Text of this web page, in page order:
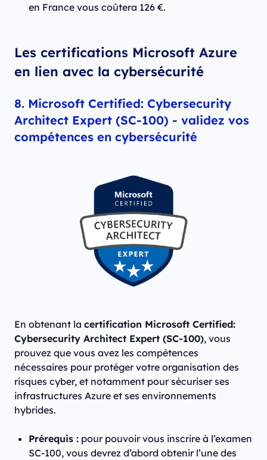
en France vous coûtera 126 €.
Les certifications Microsoft Azure
en lien avec la cybersécurité
8. Microsoft Certified: Cybersecurity
Architect Expert (SC-100) - validez vos
compétences en cybersécurité
En obtenant la certification Microsoft Certified:
Cybersecurity Architect Expert (SC-100), vous
prouvez que vous avez les compétences
nécessaires pour protéger votre organisation des
risques cyber, et notamment pour sécuriser ses
infrastructures Azure et ses environnements
hybrides.
Prérequis : pour pouvoir vous inscrire à l’examen
SC-100, vous devrez d’abord obtenir l’une des